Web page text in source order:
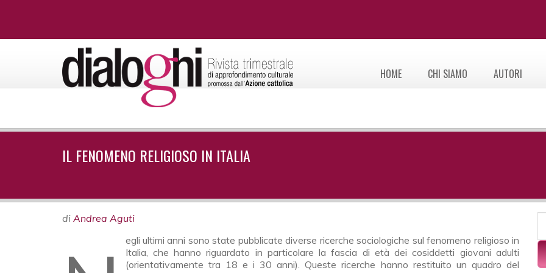
HOME CHI SIAMO AUTORI
IL FENOMENO RELIGIOSO IN ITALIA
di Andrea Aguti
Italia, che hanno riguardato in particolare la fascia di età dei cosiddetti giovani adulti
(orientativamente tra 18 e i 30 anni). Queste ricerche hanno restituito un quadro del